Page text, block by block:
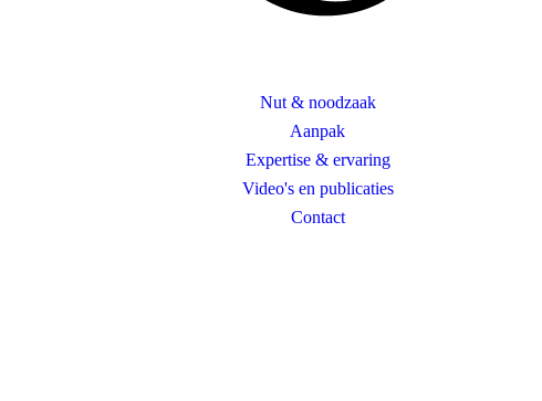
Nut & noodzaak
Aanpak
Expertise & ervaring
Video's en publicaties
Contact